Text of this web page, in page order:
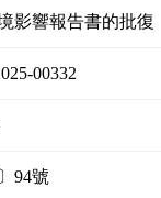
影響報告書的批復
00332
94號